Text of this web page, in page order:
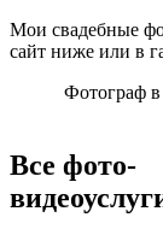
Мои свадебные
сайт ниже или в
Фотограф
Все фото-